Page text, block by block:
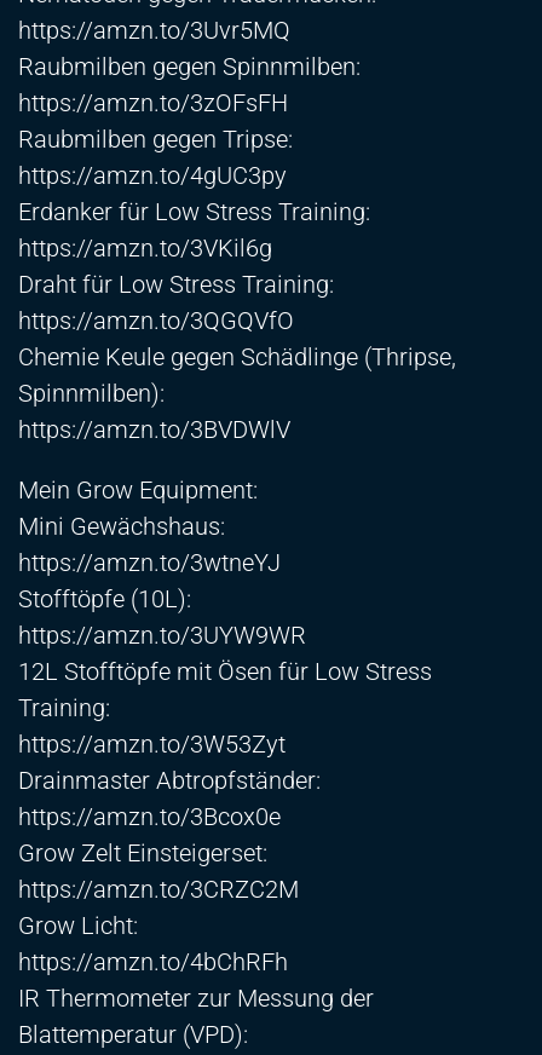
https://amzn.to/3Uvr5MQ
Raubmilben gegen Spinnmilben:
https://amzn.to/3zOFsFH
Raubmilben gegen Tripse:
https://amzn.to/4gUC3py
Erdanker für Low Stress Training:
https://amzn.to/3VKil6g
Draht für Low Stress Training:
https://amzn.to/3QGQVfO
Chemie Keule gegen Schädlinge (Thripse,
Spinnmilben):
https://amzn.to/3BVDWlV
Mein Grow Equipment:
Mini Gewächshaus:
https://amzn.to/3wtneYJ
Stofftöpfe (10L):
https://amzn.to/3UYW9WR
12L Stofftöpfe mit Ösen für Low Stress
Training:
https://amzn.to/3W53Zyt
Drainmaster Abtropfständer:
https://amzn.to/3Bcox0e
Grow Zelt Einsteigerset:
https://amzn.to/3CRZC2M
Grow Licht:
https://amzn.to/4bChRFh
IR Thermometer zur Messung der
Blattemperatur (VPD):